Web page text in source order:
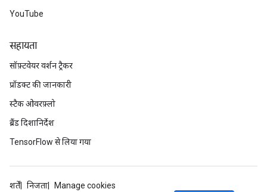
YouTube
सहायता
सॉफ़्टवेयर वर्शन ट्रैकर
प्रॉडक्ट की जानकारी
स्टैक ओवरफ़्लो
ब्रैंड दिशानिर्देश
TensorFlow से लिया गया
शर्तें निजता
Manage cookies